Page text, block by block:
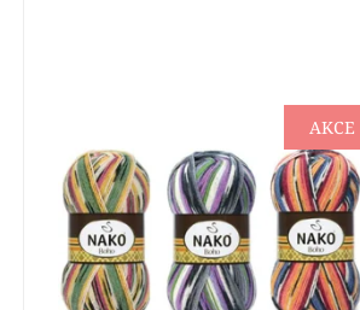
AKCE
POUZE DO VYPRODÁNÍ ZÁSOB!!! Z
jednoho klubíčka upletete jeden pár
dospěláckých ponožek nebo dva páry
dětských. Díky vysokému podílu
kvalitní vlny...
Dostupnost:
Skladem 7 ks
Značka:
NAKO